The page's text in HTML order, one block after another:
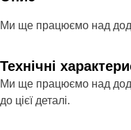
Ми ще працюємо над
Технічні
Ми ще працюємо над
до цієї деталі.